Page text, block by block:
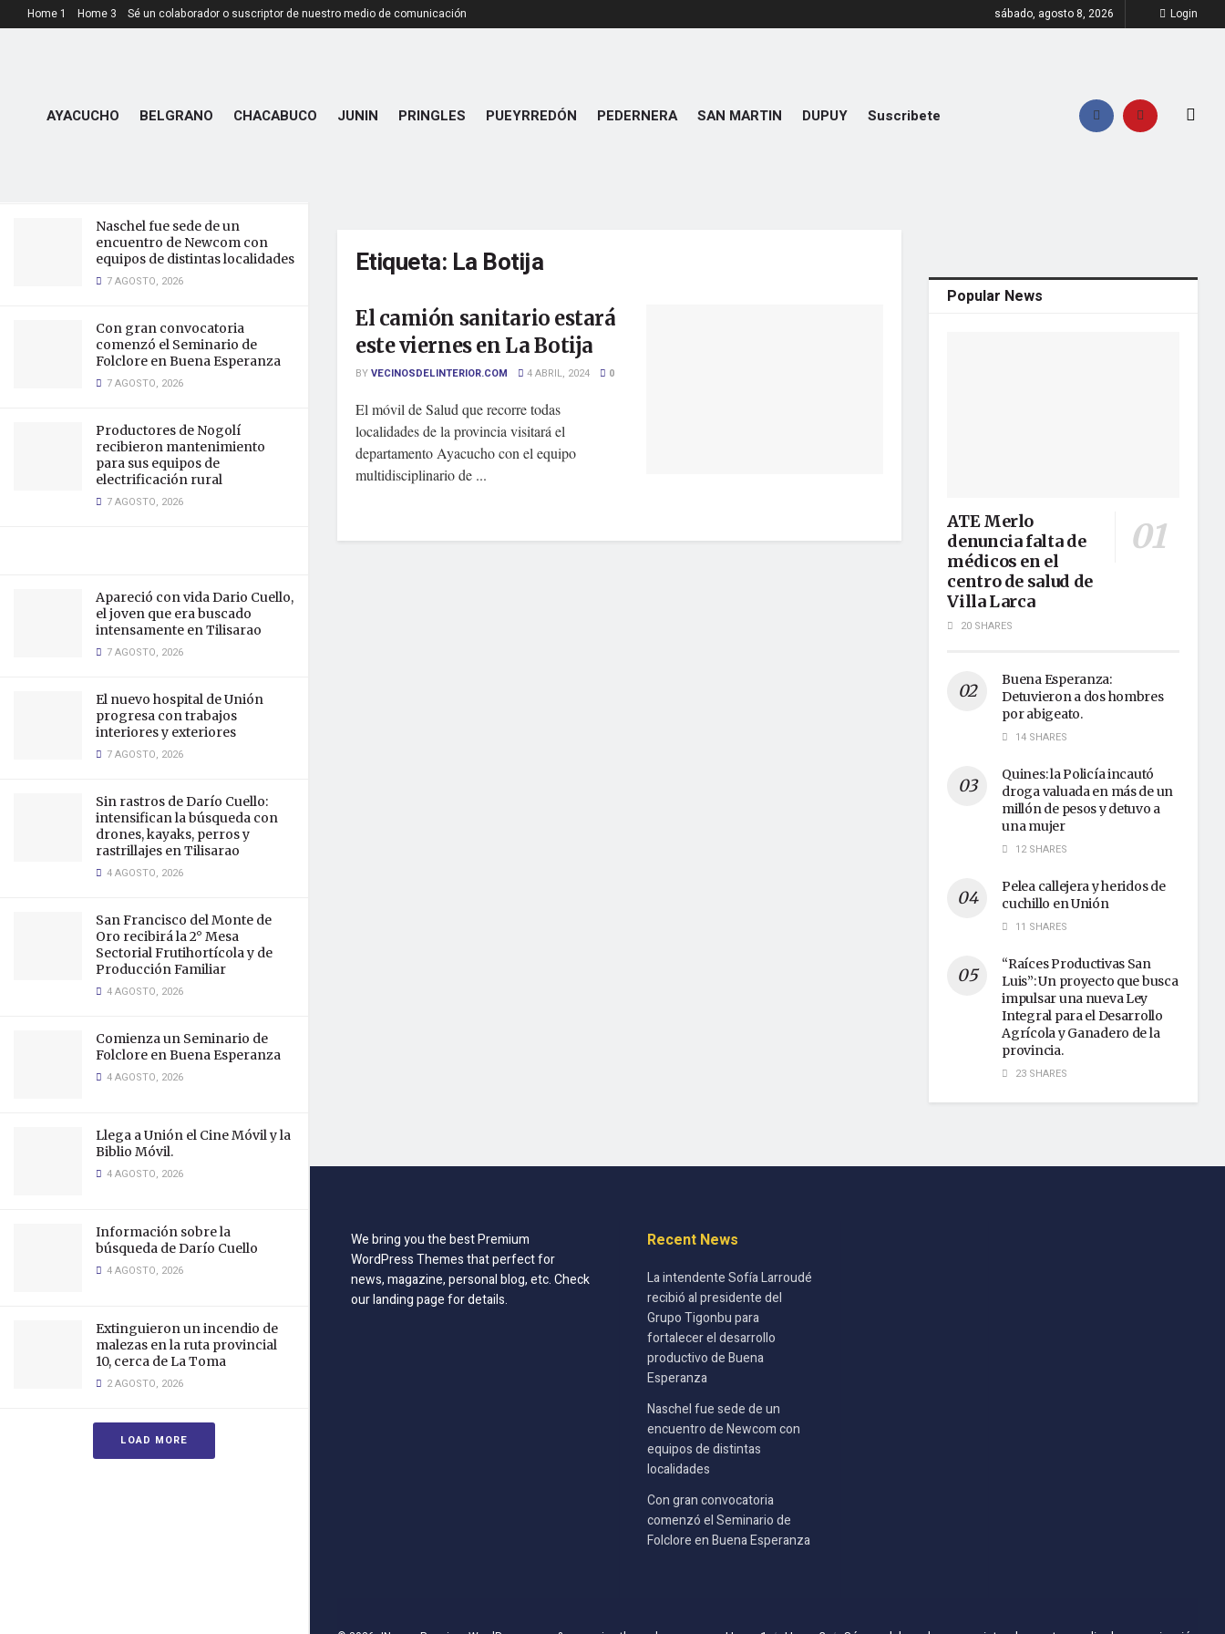
LATEST TRENDING
Tigonbu para fortalecer el
desarrollo productivo de Buena
Naschel fue sede de un
encuentro de Newcom con
equipos de distintas localidades
7 AGOSTO, 2026
Con gran convocatoria
comenzó el Seminario de
Folclore en Buena Esperanza
7 AGOSTO, 2026
Productores de Nogolí
recibieron mantenimiento
para sus equipos de
electrificación rural
7 AGOSTO, 2026
Apareció con vida Dario Cuello,
el joven que era buscado
intensamente en Tilisarao
7 AGOSTO, 2026
El nuevo hospital de Unión
progresa con trabajos
interiores y exteriores
7 AGOSTO, 2026
Sin rastros de Darío Cuello:
intensifican la búsqueda con
drones, kayaks, perros y
rastrillajes en Tilisarao
4 AGOSTO, 2026
San Francisco del Monte de
Oro recibirá la 2° Mesa
Sectorial Frutihortícola y de
Producción Familiar
4 AGOSTO, 2026
Comienza un Seminario de
Folclore en Buena Esperanza
4 AGOSTO, 2026
Llega a Unión el Cine Móvil y la
Biblio Móvil.
4 AGOSTO, 2026
Información sobre la
búsqueda de Darío Cuello
4 AGOSTO, 2026
Extinguieron un incendio de
malezas en la ruta provincial
10, cerca de La Toma
2 AGOSTO, 2026
LOAD MORE
Home 1 Home 3 Sé un colaborador o suscriptor de nuestro medio de comunicación sábado, agosto 8, 2026 Login
AYACUCHO BELGRANO CHACABUCO JUNIN PRINGLES PUEYRREDÓN PEDERNERA SAN MARTIN DUPUY Suscribete
Etiqueta: La Botija
El camión sanitario estará
este viernes en La Botija
BYVECINOSDELINTERIOR.COM 4 ABRIL, 2024 0
El móvil de Salud que recorre todas
localidades de la provincia visitará el
departamento Ayacucho con el equipo
multidisciplinario de ...
Popular News
ATE Merlo
denuncia falta de
médicos en el
centro de salud de
Villa Larca
20 SHARES
Buena Esperanza:
Detuvieron a dos hombres
por abigeato.
14 SHARES
Quines: la Policía incautó
droga valuada en más de un
millón de pesos y detuvo a
una mujer
12 SHARES
Pelea callejera y heridos de
cuchillo en Unión
11 SHARES
“Raíces Productivas San
Luis”: Un proyecto que busca
impulsar una nueva Ley
Integral para el Desarrollo
Agrícola y Ganadero de la
provincia.
23 SHARES
We bring you the best Premium
WordPress Themes that perfect for
news, magazine, personal blog, etc. Check
our landing page for details.
Recent News
La intendente Sofía Larroudé
recibió al presidente del
Grupo Tigonbu para
fortalecer el desarrollo
productivo de Buena
Esperanza
Naschel fue sede de un
encuentro de Newcom con
equipos de distintas
localidades
Con gran convocatoria
comenzó el Seminario de
Folclore en Buena Esperanza